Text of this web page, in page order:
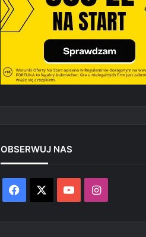
OBSERWUJ NAS
Facebook YouTubeInstagram